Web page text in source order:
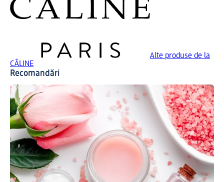
Alte produse de la
CÂLINE
Recomandări